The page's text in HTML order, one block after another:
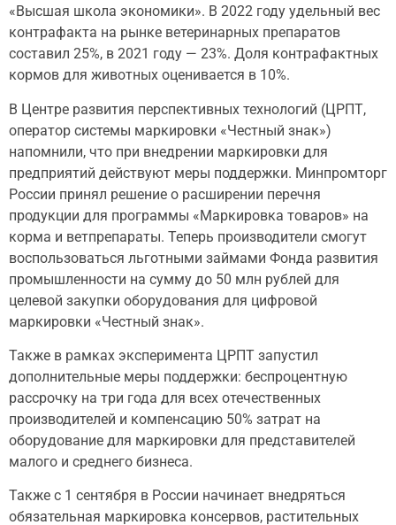
«Высшая школа экономики». В 2022 году удельный вес
контрафакта на рынке ветеринарных препаратов
составил 25%, в 2021 году — 23%. Доля контрафактных
кормов для животных оценивается в 10%.
В Центре развития перспективных технологий (ЦРПТ,
оператор системы маркировки «Честный знак»)
напомнили, что при внедрении маркировки для
предприятий действуют меры поддержки. Минпромторг
России принял решение о расширении перечня
продукции для программы «Маркировка товаров» на
корма и ветпрепараты. Теперь производители смогут
воспользоваться льготными займами Фонда развития
промышленности на сумму до 50 млн рублей для
целевой закупки оборудования для цифровой
маркировки «Честный знак».
Также в рамках эксперимента ЦРПТ запустил
дополнительные меры поддержки: беспроцентную
рассрочку на три года для всех отечественных
производителей и компенсацию 50% затрат на
оборудование для маркировки для представителей
малого и среднего бизнеса.
Также с 1 сентября в России начинает внедряться
обязательная маркировка консервов, растительных